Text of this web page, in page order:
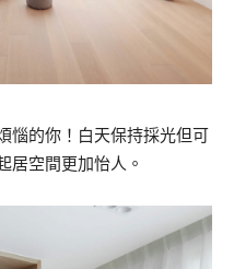
惱的你！白天保持採光但可
居空間更加怡人。